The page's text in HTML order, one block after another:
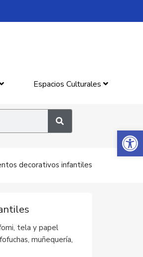
Abrir
Espacios Culturales
decorativos infantiles
tela y papel
muñequería,